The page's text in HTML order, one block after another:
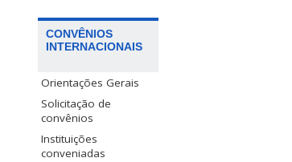
CONVÊNIOS
INTERNACIONAIS
Orientações Gerais
Solicitação de
convênios
Instituições
conveniadas